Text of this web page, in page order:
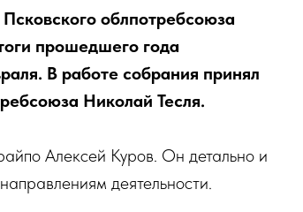
облпотребсоюза
прошедшего года
В работе собрания принял
Николай Тесля.
Алексей Куров. Он детально и
деятельности.